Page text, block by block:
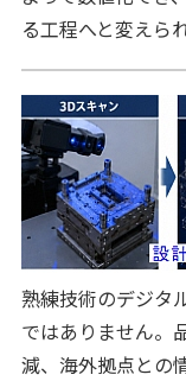
る工程へと変えら
熟練技術のデジタ
ではありません。
減、海外拠点との